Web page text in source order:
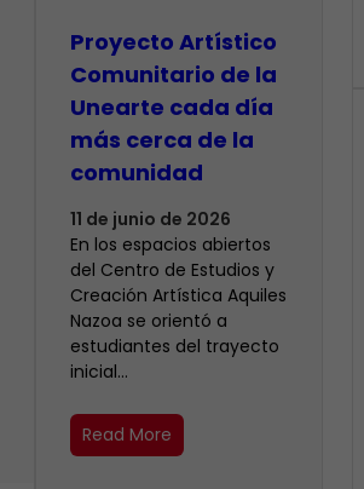
Proyecto Artístico
Comunitario de la
Unearte cada día
más cerca de la
comunidad
11 de junio de 2026
En los espacios abiertos
del Centro de Estudios y
Creación Artística Aquiles
Nazoa se orientó a
estudiantes del trayecto
inicial…
Read More